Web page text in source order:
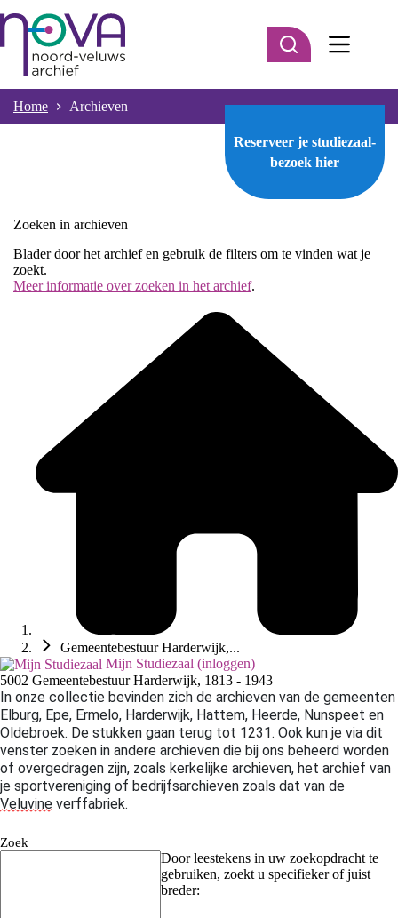
naar
inhoud
Home Archieven
Reserveer je studiezaal-
bezoek hier
Zoeken in archieven
Blader door het archief en gebruik de filters om te vinden wat je
zoekt.
Meer informatie over zoeken in het archief.
Gemeentebestuur Harderwijk,...
Mijn Studiezaal (inloggen)
5002 Gemeentebestuur Harderwijk, 1813 - 1943
In onze collectie bevinden zich de archieven van de gemeenten
Elburg, Epe, Ermelo, Harderwijk, Hattem, Heerde, Nunspeet en
Oldebroek. De stukken gaan terug tot 1231. Ook kun je via dit
venster zoeken in andere archieven die bij ons beheerd worden
of overgedragen zijn, zoals kerkelijke archieven, het archief van
je sportvereniging of bedrijfsarchieven zoals dat van de
Veluvine verffabriek.
Zoek
Door leestekens in uw zoekopdracht te
gebruiken, zoekt u specifieker of juist
breder: